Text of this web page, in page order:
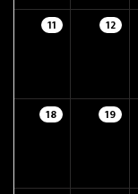
11 12
18 19